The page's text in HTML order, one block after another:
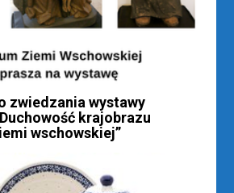
zwiedzania wystawy
krajobrazu
wschowskiej”